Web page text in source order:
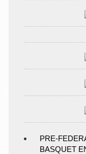
PRE-
BASQUET